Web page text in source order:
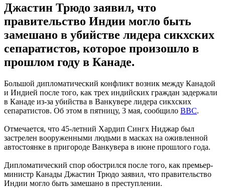
Джастин Трюдо заявил, что
правительство Индии могло быть
замешано в убийстве лидера сикхских
сепаратистов, которое произошло в
прошлом году в Канаде.
Большой дипломатический конфликт возник между Канадой
и Индией после того, как трех индийских граждан задержали
в Канаде из-за убийства в Ванкувере лидера сикхских
сепаратистов. Об этом в пятницу, 3 мая, сообщило BBC.
Отмечается, что 45-летний Хардип Сингх Ниджар был
застрелен вооруженными людьми в масках на оживленной
автостоянке в пригороде Ванкувера в июне прошлого года.
Дипломатический спор обострился после того, как премьер-
министр Канады Джастин Трюдо заявил, что правительство
Индии могло быть замешано в преступлении.